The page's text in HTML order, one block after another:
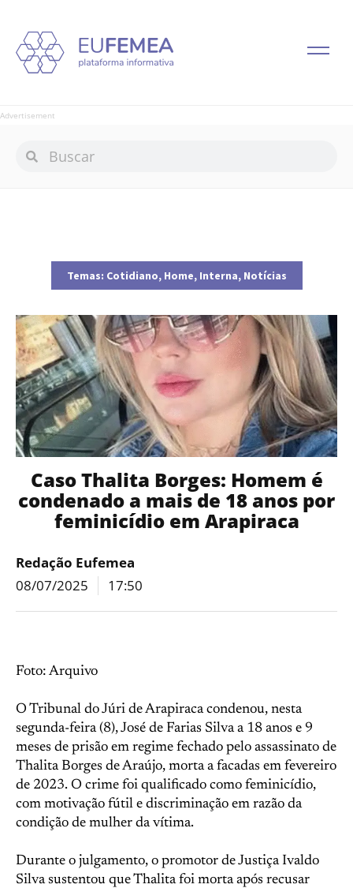
Advertisement
Temas: Cotidiano, Home, Interna, Notícias
Caso Thalita Borges: Homem é
condenado a mais de 18 anos por
feminicídio em Arapiraca
Redação Eufemea
08/07/2025
17:50
Foto: Arquivo
O Tribunal do Júri de Arapiraca condenou, nesta
segunda-feira (8), José de Farias Silva a 18 anos e 9
meses de prisão em regime fechado pelo assassinato de
Thalita Borges de Araújo, morta a facadas em fevereiro
de 2023. O crime foi qualificado como feminicídio,
com motivação fútil e discriminação em razão da
condição de mulher da vítima.
Durante o julgamento, o promotor de Justiça Ivaldo
Silva sustentou que Thalita foi morta após recusar